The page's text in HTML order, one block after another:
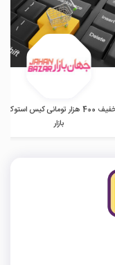
کد تخفیف 400 هزار تومانی کیس
بازار